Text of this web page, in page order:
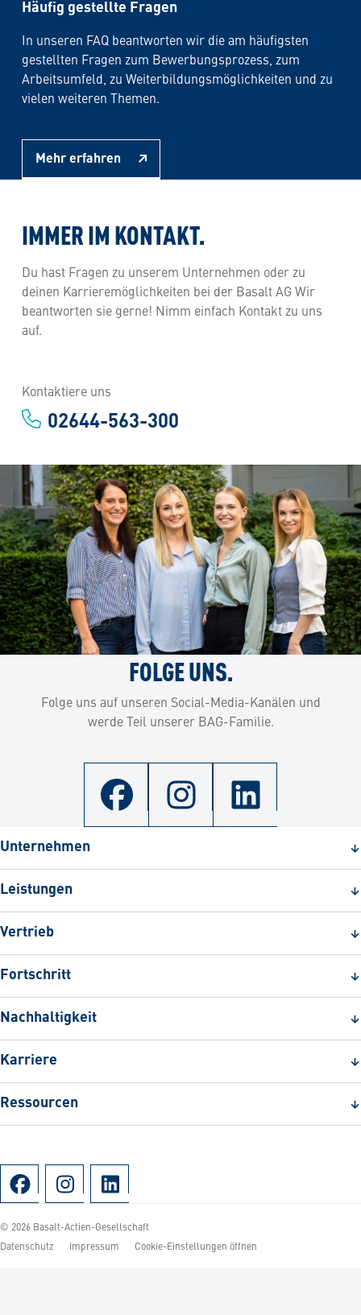
Häufig gestellte Fragen
In unseren FAQ beantworten wir die am häufigsten
gestellten Fragen zum Bewerbungsprozess, zum
Arbeitsumfeld, zu Weiterbildungsmöglichkeiten und zu
vielen weiteren Themen.
Mehr erfahren
IMMER IM KONTAKT.
Du hast Fragen zu unserem Unternehmen oder zu
deinen Karrieremöglichkeiten bei der Basalt AG Wir
beantworten sie gerne! Nimm einfach Kontakt zu uns
auf.
Kontaktiere uns
02644-563-300
FOLGE UNS.
Folge uns auf unseren Social-Media-Kanälen und
werde Teil unserer BAG-Familie.
Unternehmen
Leistungen
Vertrieb
Fortschritt
Nachhaltigkeit
Karriere
Ressourcen
© 2026 Basalt-Actien-Gesellschaft
Datenschutz
Impressum Cookie-Einstellungen öffnen